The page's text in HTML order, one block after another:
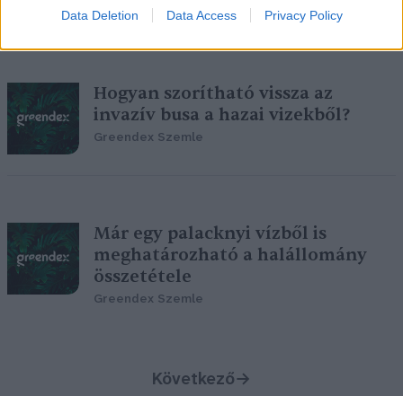
Data Deletion Data Access Privacy Policy
Hogyan szorítható vissza az
invazív busa a hazai vizekből?
Greendex Szemle
Már egy palacknyi vízből is
meghatározható a halállomány
összetétele
Greendex Szemle
Következő→